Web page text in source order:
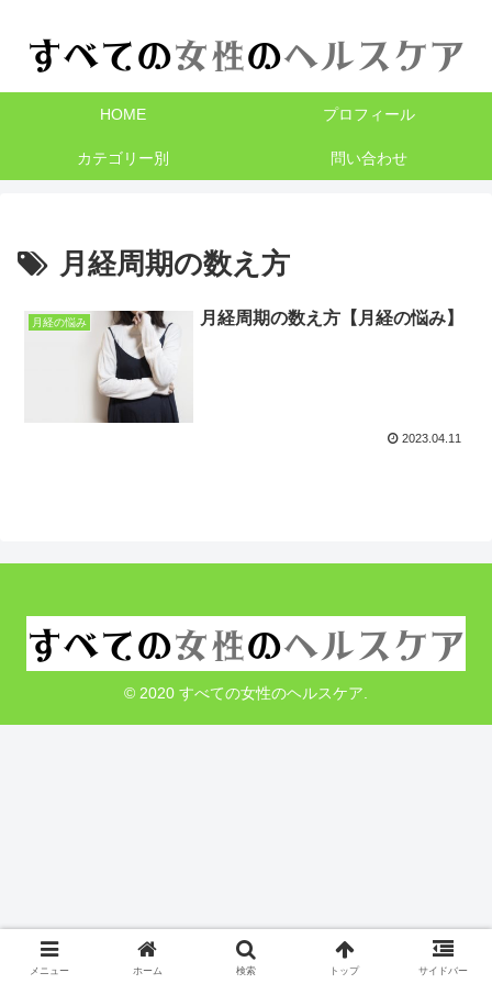
HOME プロフィール
カテゴリー別 問い合わせ
月経周期の数え方
月経の悩み 月経周期の数え方【月経の悩み】
2023.04.11
© 2020 すべての女性のヘルスケア.
メニュー ホーム 検索 トップ サイドバー